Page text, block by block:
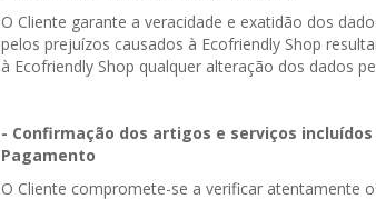
O Cliente garante a veracidade e exatidão dos
pelos prejuízos causados à Ecofriendly Shop
à Ecofriendly Shop qualquer alteração dos dados
- Confirmação dos artigos e serviços
Pagamento
O Cliente compromete-se a verificar atentamente